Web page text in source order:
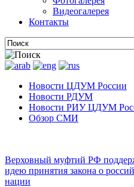
Видеогалерея
Контакты
Новости ЦДУМ России
Новости РДУМ
Новости РИУ ЦДУМ
Обзор СМИ
Верховный муфтий РФ
идею принятия закона о
нации